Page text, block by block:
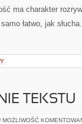
ma charakter
łatwo, jak
TEKSTU
MOŻLIWOŚĆ